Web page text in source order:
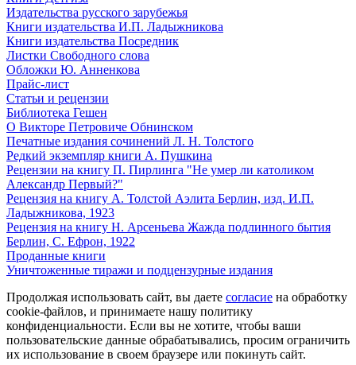
Издательства русского зарубежья
Книги издательства И.П. Ладыжникова
Книги издательства Посредник
Листки Свободного слова
Обложки Ю. Анненкова
Прайс-лист
Статьи и рецензии
Библиотека Гешен
О Викторе Петровиче Обнинском
Печатные издания сочинений Л. Н. Толстого
Редкий экземпляр книги А. Пушкина
Рецензии на книгу П. Пирлинга "Не умер ли католиком
Александр Первый?"
Рецензия на книгу А. Толстой Аэлита Берлин, изд. И.П.
Ладыжникова, 1923
Рецензия на книгу Н. Арсеньева Жажда подлинного бытия
Берлин, С. Ефрон, 1922
Проданные книги
Уничтоженные тиражи и подцензурные издания
Продолжая использовать сайт, вы даете согласие на обработку
cookie-файлов, и принимаете нашу политику
конфиденциальности. Если вы не хотите, чтобы ваши
пользовательские данные обрабатывались, просим ограничить
их использование в своем браузере или покинуть сайт.